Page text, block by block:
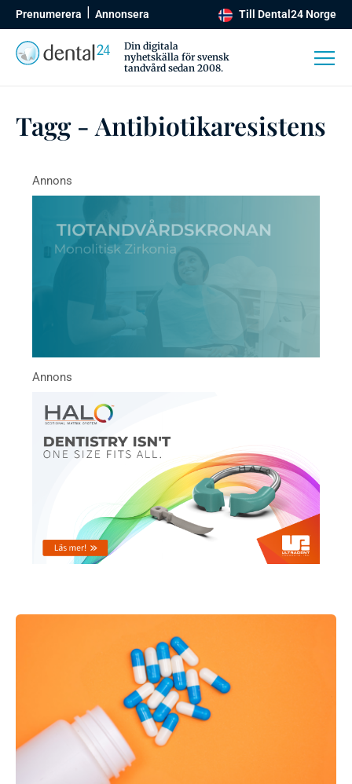
Prenumerera Annonsera Till Dental24 Norge
Din digitala
nyhetskälla för svensk
tandvård sedan 2008.
Tagg - Antibiotikaresistens